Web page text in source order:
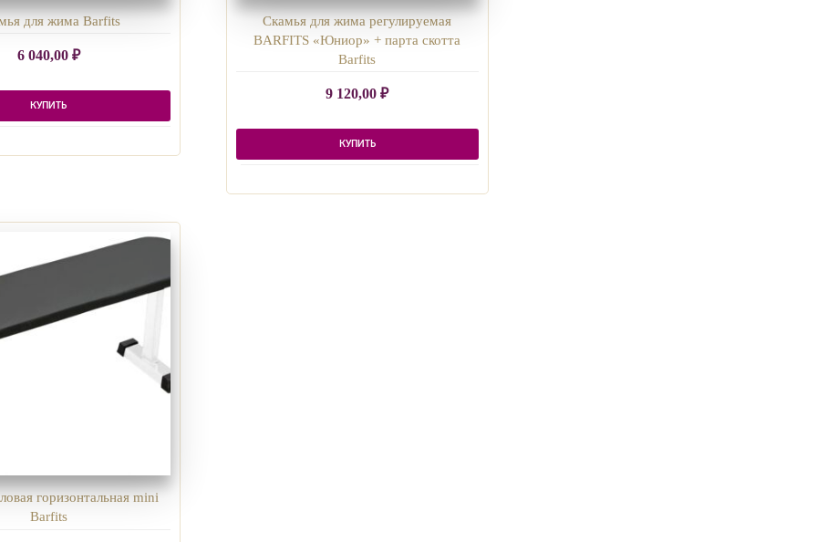
для жима Barfits
6 040,00 ₽
КУПИТЬ
Скамья для жима регулируемая
BARFITS «Юниор» + парта скотта
Barfits
9 120,00₽
КУПИТЬ
горизонтальная mini
Barfits